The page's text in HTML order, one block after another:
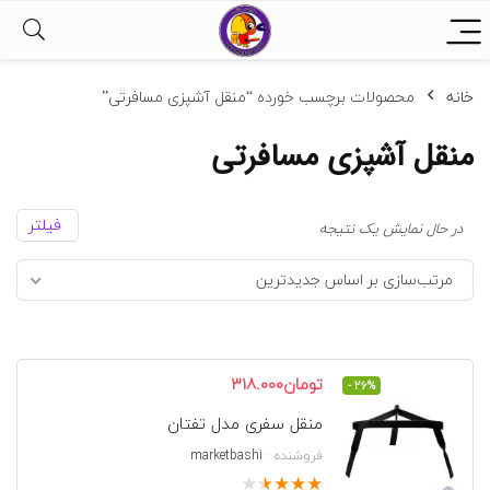
خانه محصولات برچسب خورده “منقل آشپزی مسافرتی”
منقل آشپزی مسافرتی
فیلتر در حال نمایش یک نتیجه
مرتب‌سازی بر اساس جدیدترین
- 26% قیمت
تومان430.000
بود.
تومان318.000
تومان318.000
است.
منقل سفری مدل تفتان
فروشنده : marketbashi